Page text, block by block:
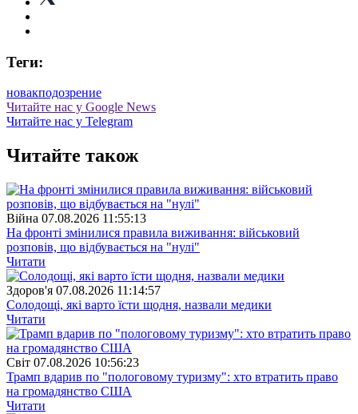
Теги:
новакподозрение
Читайте нас у Google News
Читайте нас у Telegram
Читайте також
Війна 07.08.2026 11:55:13
На фронті змінилися правила виживання: військовий
розповів, що відбувається на "нулі"
Читати
Здоров'я 07.08.2026 11:14:57
Солодощі, які варто їсти щодня, назвали медики
Читати
Свiт 07.08.2026 10:56:23
Трамп вдарив по "пологовому туризму": хто втратить право
на громадянство США
Читати